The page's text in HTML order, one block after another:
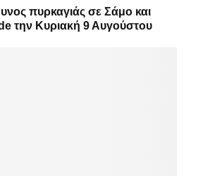
πυρκαγιάς σε Σάμο και
την Κυριακή 9 Αυγούστου